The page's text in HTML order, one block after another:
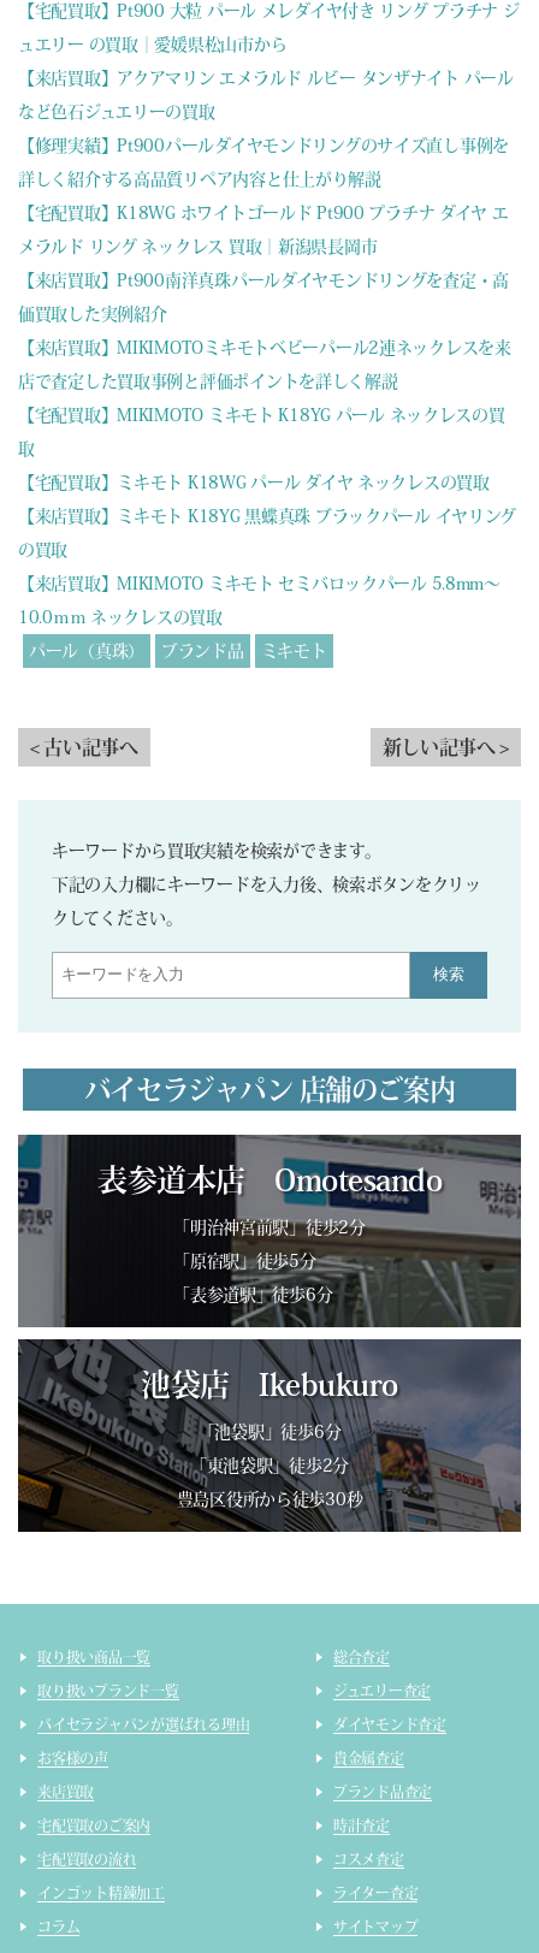
【宅配買取】Pt900 大粒 パール メレダイヤ付き リング プラチナ ジ
ュエリー の買取｜愛媛県松山市から
【来店買取】アクアマリン エメラルド ルビー タンザナイト パール
など色石ジュエリーの買取
【修理実績】Pt900パールダイヤモンドリングのサイズ直し事例を
詳しく紹介する高品質リペア内容と仕上がり解説
【宅配買取】K18WG ホワイトゴールド Pt900 プラチナ ダイヤ エ
メラルド リング ネックレス 買取｜新潟県長岡市
【来店買取】Pt900南洋真珠パールダイヤモンドリングを査定・高
価買取した実例紹介
【来店買取】MIKIMOTOミキモトベビーパール2連ネックレスを来
店で査定した買取事例と評価ポイントを詳しく解説
【宅配買取】MIKIMOTO ミキモト K18YG パール ネックレスの買
取
【宅配買取】ミキモト K18WG パール ダイヤ ネックレスの買取
【来店買取】ミキモト K18YG 黒蝶真珠 ブラックパール イヤリング
の買取
【来店買取】MIKIMOTO ミキモト セミバロックパール 5.8mm～
10.0ｍｍ ネックレスの買取
パール（真珠）
ブランド品 ミキモト
< 古い記事へ 新しい記事へ >
キーワードから買取実績を検索ができます。
下記の入力欄にキーワードを入力後、検索ボタンをクリッ
クしてください。
検索
バイセラジャパン 店舗のご案内
表参道本店 Omotesando
「明治神宮前駅」徒歩2分
「原宿駅」徒歩5分
「表参道駅」徒歩6分
池袋店 Ikebukuro
「池袋駅」徒歩6分
「東池袋駅」徒歩2分
豊島区役所から徒歩30秒
取り扱い商品一覧
取り扱いブランド一覧
バイセラジャパンが選ばれる理由
お客様の声
来店買取
宅配買取のご案内
宅配買取の流れ
インゴット精錬加工
コラム
総合査定
ジュエリー査定
ダイヤモンド査定
貴金属査定
ブランド品査定
時計査定
コスメ査定
ライター査定
サイトマップ